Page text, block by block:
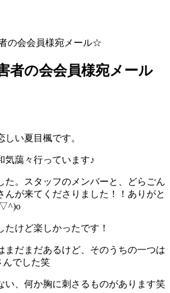
の会会員様宛メール☆
者の会会員様宛メール
い夏目楓です。
気藹々行っています♪
た。スタッフのメンバーと、どらごん
んが来てくださりました！！ありがと
けど楽しかったです！
まだまだあるけど、そのうちの一つは
んでした笑
い、何か胸に刺さるものがあります笑